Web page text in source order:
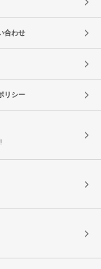
合わせ
リシー